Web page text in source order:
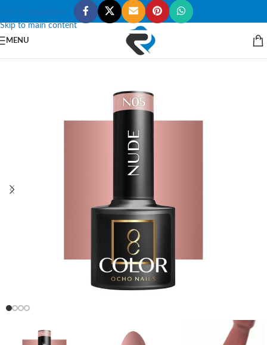
Skip to navigation
Skip to main content
MENU